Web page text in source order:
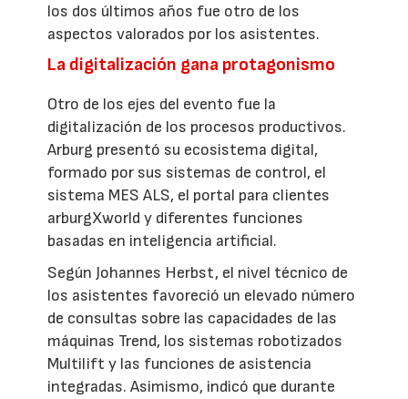
los dos últimos años fue otro de los
aspectos valorados por los asistentes.
La digitalización gana protagonismo
Otro de los ejes del evento fue la
digitalización de los procesos productivos.
Arburg presentó su ecosistema digital,
formado por sus sistemas de control, el
sistema MES ALS, el portal para clientes
arburgXworld y diferentes funciones
basadas en inteligencia artificial.
Según Johannes Herbst, el nivel técnico de
los asistentes favoreció un elevado número
de consultas sobre las capacidades de las
máquinas Trend, los sistemas robotizados
Multilift y las funciones de asistencia
integradas. Asimismo, indicó que durante